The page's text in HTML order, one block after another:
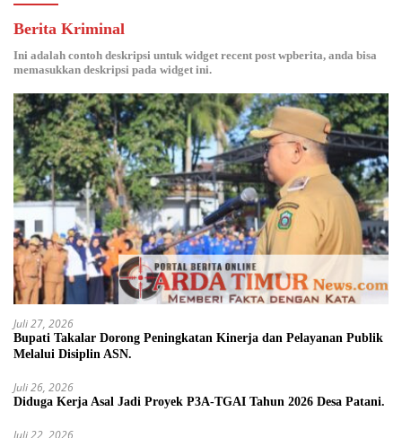
Berita Kriminal
Ini adalah contoh deskripsi untuk widget recent post wpberita, anda bisa
memasukkan deskripsi pada widget ini.
Juli 27, 2026
Bupati Takalar Dorong Peningkatan Kinerja dan Pelayanan Publik
Melalui Disiplin ASN.
Juli 26, 2026
Diduga Kerja Asal Jadi Proyek P3A-TGAI Tahun 2026 Desa Patani.